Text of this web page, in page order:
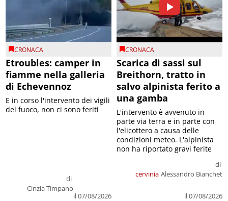
CRONACA
Etroubles: camper in
fiamme nella galleria
di Echevennoz
di
Cinzia Timpano
il 07/08/2026
E in corso l'intervento dei vigili
del fuoco, non ci sono feriti
CRONACA
Scarica di sassi sul
Breithorn, tratto in
salvo alpinista ferito a
una gamba
cervinia
di
Alessandro Bianchet
il 07/08/2026
L'intervento è avvenuto in
parte via terra e in parte con
l'elicottero a causa delle
condizioni meteo. L'alpinista
non ha riportato gravi ferite